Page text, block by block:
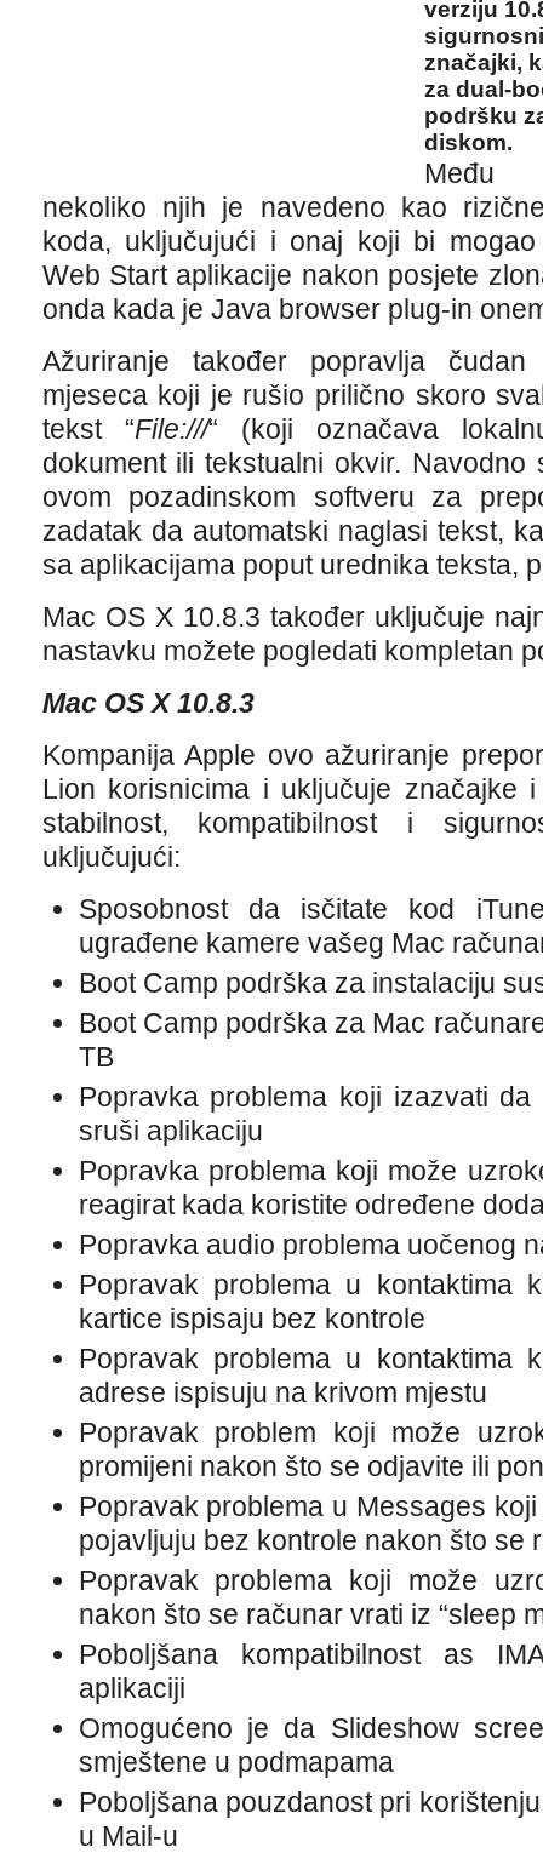
verziju
značajki,
za dual-
podršku
diskom.
Među
nekoliko njih je navedeno kao
koda, uključujući i onaj koji bi
Web Start aplikacije nakon posjete
onda kada je Java browser plug-in
Ažuriranje također popravlja
mjeseca koji je rušio prilično skoro
tekst “File:///“ (koji označava
dokument ili tekstualni okvir.
ovom pozadinskom softveru za
zadatak da automatski naglasi tekst,
sa aplikacijama poput urednika teksta,
Mac OS X 10.8.3 također uključuje
nastavku možete pogledati kompletan
Mac OS X 10.8.3
Kompanija Apple ovo ažuriranje
Lion korisnicima i uključuje značajke
stabilnost, kompatibilnost i
uključujući:
Sposobnost da isčitate kod
ugrađene kamere vašeg Mac
Boot Camp podrška za instalaciju
Boot Camp podrška za Mac
TB
Popravka problema koji izazvati
sruši aplikaciju
Popravka problema koji može
reagirat kada koristite određene
Popravka audio problema uočenog
Popravak problema u kontaktima
kartice ispisaju bez kontrole
Popravak problema u kontaktima
adrese ispisuju na krivom mjestu
Popravak problem koji može
promijeni nakon što se odjavite ili
Popravak problema u Messages
pojavljuju bez kontrole nakon što se
Popravak problema koji može
nakon što se računar vrati iz “sleep
Poboljšana kompatibilnost as
aplikaciji
Omogućeno je da Slideshow
smještene u podmapama
Poboljšana pouzdanost pri
u Mail-u